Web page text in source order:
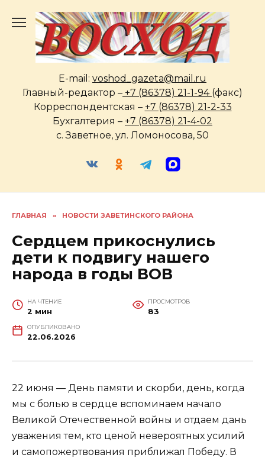
содержанию
E-mail: voshod_gazeta@mail.ru
Главный-редактор – +7 (86378) 21-1-94 (факс)
Корреспондентская – +7 (86378) 21-2-33
Бухгалтерия – +7 (86378) 21-4-02
с. Заветное, ул. Ломоносова, 50
ГЛАВНАЯ » НОВОСТИ ЗАВЕТИНСКОГО РАЙОНА
Сердцем прикоснулись
дети к подвигу нашего
народа в годы ВОВ
НА ЧТЕНИЕ
2 мин
ПРОСМОТРОВ
83
ОПУБЛИКОВАНО
22.06.2026
22 июня — День памяти и скорби, день, когда
мы с болью в сердце вспоминаем начало
Великой Отечественной войны и отдаем дань
уважения тем, кто ценой невероятных усилий
и самопожертвования приближал Победу. В